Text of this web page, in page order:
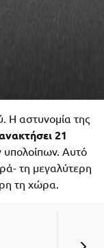
Η αστυνομία της
21
υπολοίπων. Αυτό
τη μεγαλύτερη
τη χώρα.